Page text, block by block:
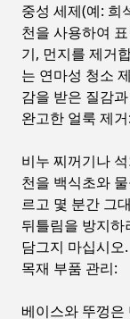
중성 세제(예: 희
천을 사용하여
기, 먼지를 제거
는 연마성 청소
감을 받은 질감
완고한 얼룩 제거:
비누 찌꺼기나
천을 백식초와
르고 몇 분간 그
뒤틀림을 방지
담그지 마십시오.
목재 부품 관리:
베이스와 뚜껑